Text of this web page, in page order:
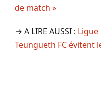
de match »
→ A LIRE AUSSI : Ligue
Teungueth FC évitent